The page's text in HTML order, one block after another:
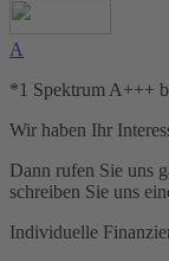
A
*1 Spektrum A+++
Wir haben Ihr
Dann rufen Sie uns
schreiben Sie uns
Individuelle